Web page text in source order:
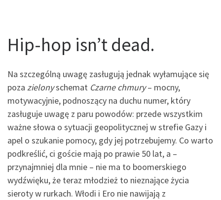
Hip-hop isn’t dead.
Na szczególną uwagę zasługują jednak wyłamujące się
poza zielonyschemat Czarne chmury– mocny,
motywacyjnie, podnoszący na duchu numer, który
zasługuje uwagę z paru powodów: przede wszystkim
ważne słowa o sytuacji geopolitycznej w strefie Gazy i
apel o szukanie pomocy, gdy jej potrzebujemy. Co warto
podkreślić, ci goście mają po prawie 50 lat, a –
przynajmniej dla mnie – nie ma to boomerskiego
wydźwięku, że teraz młodzież to nieznające życia
sieroty w rurkach. Włodi i Ero nie nawijają z